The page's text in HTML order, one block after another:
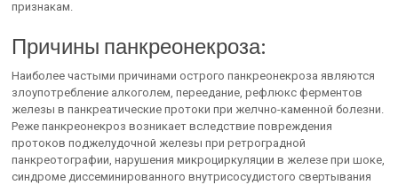
признакам.
Причины панкреонекроза:
Наиболее частыми причинами острого панкреонекроза являются
злоупотребление алкоголем, переедание, рефлюкс ферментов
железы в панкреатические протоки при желчно-каменной болезни.
Реже панкреонекроз возникает вследствие повреждения
протоков поджелудочной железы при ретроградной
панкреотографии, нарушения микроциркуляции в железе при шоке,
синдроме диссеминированного внутрисосудистого свертывания